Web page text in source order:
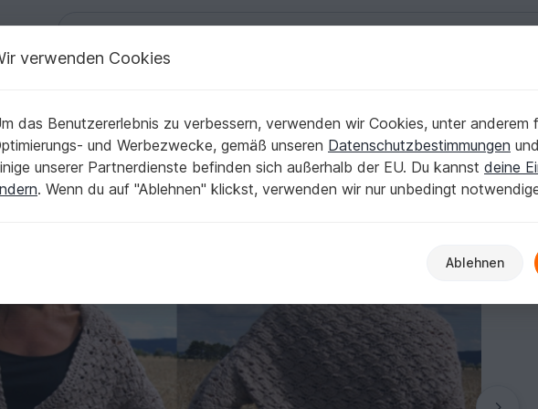
(Gr. S/M, L/XL, leicht an alle Größen anzupassen)
(Gr. S/M, L/XL, leicht an alle Größen
verwenden Cookies
das Benutzererlebnis zu verbessern, verwenden wir Cookies, unter anderem
und Werbezwecke, gemäß unseren Datenschutzbestimmungen und
unserer Partnerdienste befinden sich außerhalb der EU. Du kannst deine
. Wenn du auf "Ablehnen" klickst, verwenden wir nur unbedingt
Ablehnen